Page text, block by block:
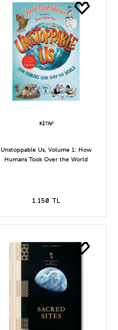
Unstoppable Us, Volume 1: How
Humans Took Over the World
1.150 TL